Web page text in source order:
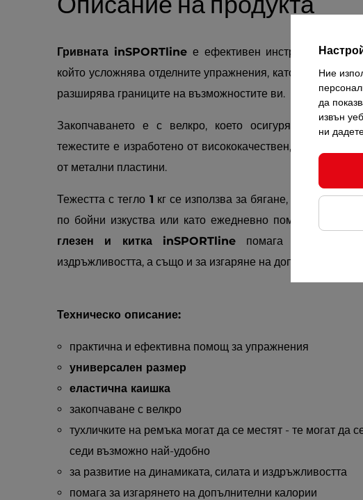
Гривната inSPORTline е ефективен инструмент за
който усложнява отделните упражнения, като придава
разширява границите на възможностите ви.
Закопчаването е с велкро, което осигурява бърза и
тежестите е изработено от висококачествен, приятен
от метални пластини.
Тежестта с тегло 1 кг се използва за бягане, тренировки
по бойни изкуства или като ежедневно помощно
глезен и китка inSPORTline помага за
издръжливостта, а също и за изгаряне на допълнителни
Техническо описание:
практична и ефективна помощ за упражнения
универсален размер
еластична каишка
закопчаване с велкро
тухличките на ремъка могат да се местят - те могат да
седи възможно най-удобно
за развитие на динамиката, силата и издръжливостта
помага за изгарянето на допълнителни калории
Ние
да
извън
ни